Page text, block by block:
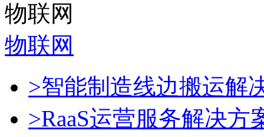
物联网
物联网
>智能制造线边搬运解
>RaaS运营服务解决方